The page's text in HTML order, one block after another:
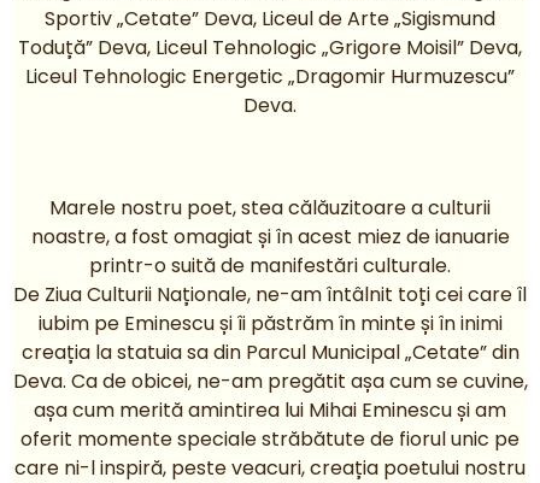
Sportiv „Cetate” Deva, Liceul de Arte „Sigismund
Toduță” Deva, Liceul Tehnologic „Grigore Moisil” Deva,
Liceul Tehnologic Energetic „Dragomir Hurmuzescu”
Deva.
Marele nostru poet, stea călăuzitoare a culturii
noastre, a fost omagiat și în acest miez de ianuarie
printr-o suită de manifestări culturale.
De Ziua Culturii Naționale, ne-am întâlnit toți cei care îl
iubim pe Eminescu și îi păstrăm în minte și în inimi
creația la statuia sa din Parcul Municipal „Cetate” din
Deva. Ca de obicei, ne-am pregătit așa cum se cuvine,
așa cum merită amintirea lui Mihai Eminescu și am
oferit momente speciale străbătute de fiorul unic pe
care ni-l inspiră, peste veacuri, creația poetului nostru